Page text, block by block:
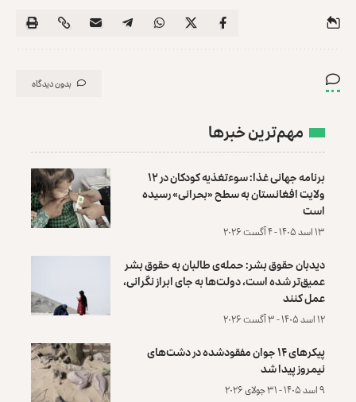
بدون دیدگاه
مهم‌ترین خبرها
برنامه جهانی غذا: سوءتغذیه کودکان در ۱۲
ولایت افغانستان به سطح «بحرانی» رسیده
است
۱۳ اسد ۱۴۰۵ - ۴ آگست ۲۰۲۶
دیدبان حقوق بشر: حمله‌ی طالبان به حقوق بشر
عمیق‌تر شده است، دولت‌ها به جای ابراز نگرانی،
عمل کنند
۱۲ اسد ۱۴۰۵ - ۳ آگست ۲۰۲۶
پیکرهای ۱۴ جوان مفقودشده در دشت‌های
نیمروز پیدا شد
۹ اسد ۱۴۰۵ - ۳۱ جولای ۲۰۲۶